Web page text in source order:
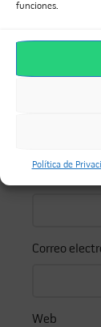
funciones.
Política de
Correo
Web